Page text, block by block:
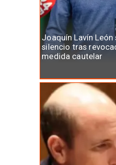
Joaquín Lavín León
silencio tras
medida cautelar